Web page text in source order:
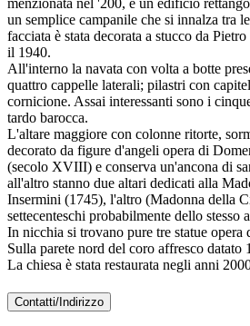
menzionata nel '200, è un edificio
un semplice campanile che si innalza tra
facciata è stata decorata a stucco da
il 1940.
All'interno la navata con volta a botte
quattro cappelle laterali; pilastri con
cornicione. Assai interessanti sono i
tardo barocca.
L'altare maggiore con colonne ritorte,
decorato da figure d'angeli opera di
(secolo XVIII) e conserva un'ancona di
all'altro stanno due altari dedicati alla
Insermini (1745), l'altro (Madonna della
settecenteschi probabilmente dello stesso
In nicchia si trovano pure tre statue
Sulla parete nord del coro affresco datato
La chiesa è stata restaurata negli anni
Contatti/Indirizzo